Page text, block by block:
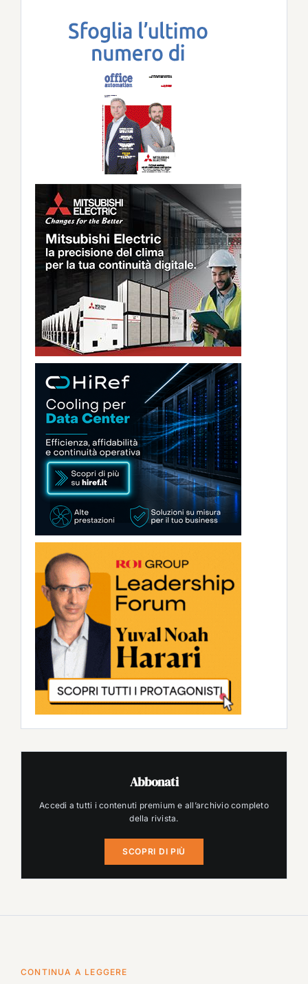
Abbonati
Accedi a tutti i contenuti premium e all’archivio completo
della rivista.
SCOPRI DI PIÙ
CONTINUA A LEGGERE